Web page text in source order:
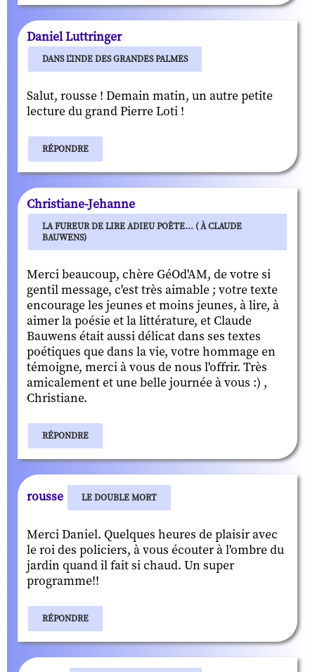
Daniel Luttringer
DANS L'INDE DES GRANDES PALMES
Salut, rousse ! Demain matin, un autre petite
lecture du grand Pierre Loti !
RÉPONDRE
Christiane-Jehanne
LA FUREUR DE LIRE ADIEU POÈTE... ( À CLAUDE
BAUWENS)
Merci beaucoup, chère GéOd'AM, de votre si
gentil message, c'est très aimable ; votre texte
encourage les jeunes et moins jeunes, à lire, à
aimer la poésie et la littérature, et Claude
Bauwens était aussi délicat dans ses textes
poétiques que dans la vie, votre hommage en
témoigne, merci à vous de nous l'offrir. Très
amicalement et une belle journée à vous :) ,
Christiane.
RÉPONDRE
rousse LE DOUBLE MORT
Merci Daniel. Quelques heures de plaisir avec
le roi des policiers, à vous écouter à l'ombre du
jardin quand il fait si chaud. Un super
programme!!
RÉPONDRE